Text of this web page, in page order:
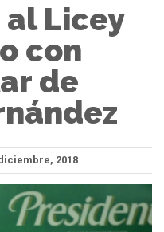
Licey
con
de
2018